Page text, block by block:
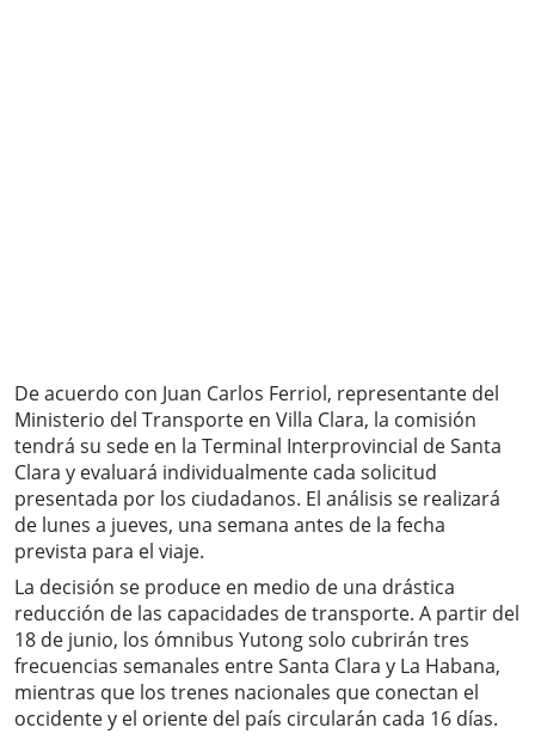
De acuerdo con Juan Carlos Ferriol, representante del
Ministerio del Transporte en Villa Clara, la comisión
tendrá su sede en la Terminal Interprovincial de Santa
Clara y evaluará individualmente cada solicitud
presentada por los ciudadanos. El análisis se realizará
de lunes a jueves, una semana antes de la fecha
prevista para el viaje.
La decisión se produce en medio de una drástica
reducción de las capacidades de transporte. A partir del
18 de junio, los ómnibus Yutong solo cubrirán tres
frecuencias semanales entre Santa Clara y La Habana,
mientras que los trenes nacionales que conectan el
occidente y el oriente del país circularán cada 16 días.